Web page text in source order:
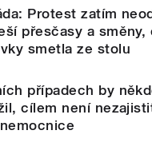
Protest zatím
přesčasy a směny,
smetla ze stolu
případech by
cílem není